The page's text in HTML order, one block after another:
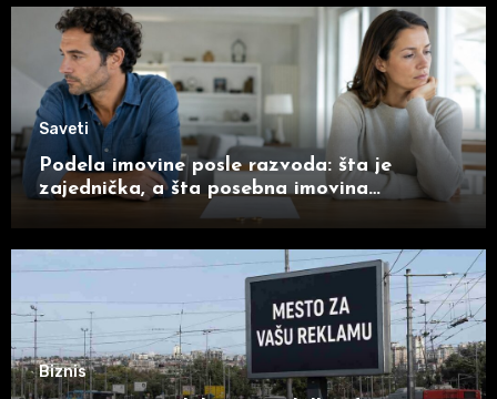
Saveti
Podela imovine posle razvoda: šta je
zajednička, a šta posebna imovina
Biznis